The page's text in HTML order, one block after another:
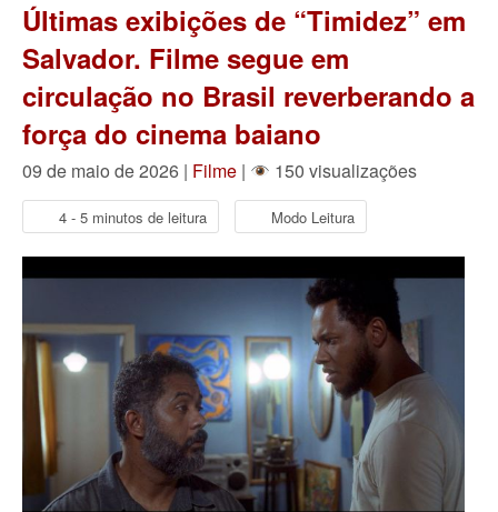
Últimas exibições de “Timidez” em
Salvador. Filme segue em
circulação no Brasil reverberando a
força do cinema baiano
09 de maio de 2026 | Filme | 150 visualizações
4 - 5 minutos de leitura Modo Leitura